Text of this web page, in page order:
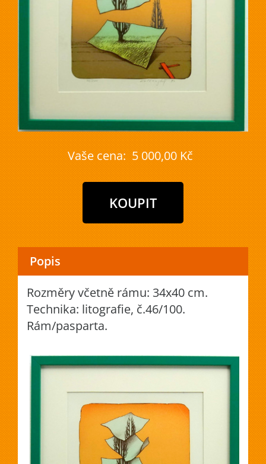
Vaše cena: 5 000,00 Kč
Popis
Rozměry včetně rámu: 34x40 cm.
Technika: litografie, č.46/100.
Rám/pasparta.